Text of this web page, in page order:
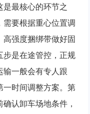
最核心的环节之
要根据重心位置调
强度捆绑带做好固
步是在途管控，正规
输一般会有专人跟
一时间调整方案。第
认卸车场地条件，